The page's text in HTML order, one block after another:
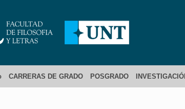
CARRERAS DE GRADO POSGRADO